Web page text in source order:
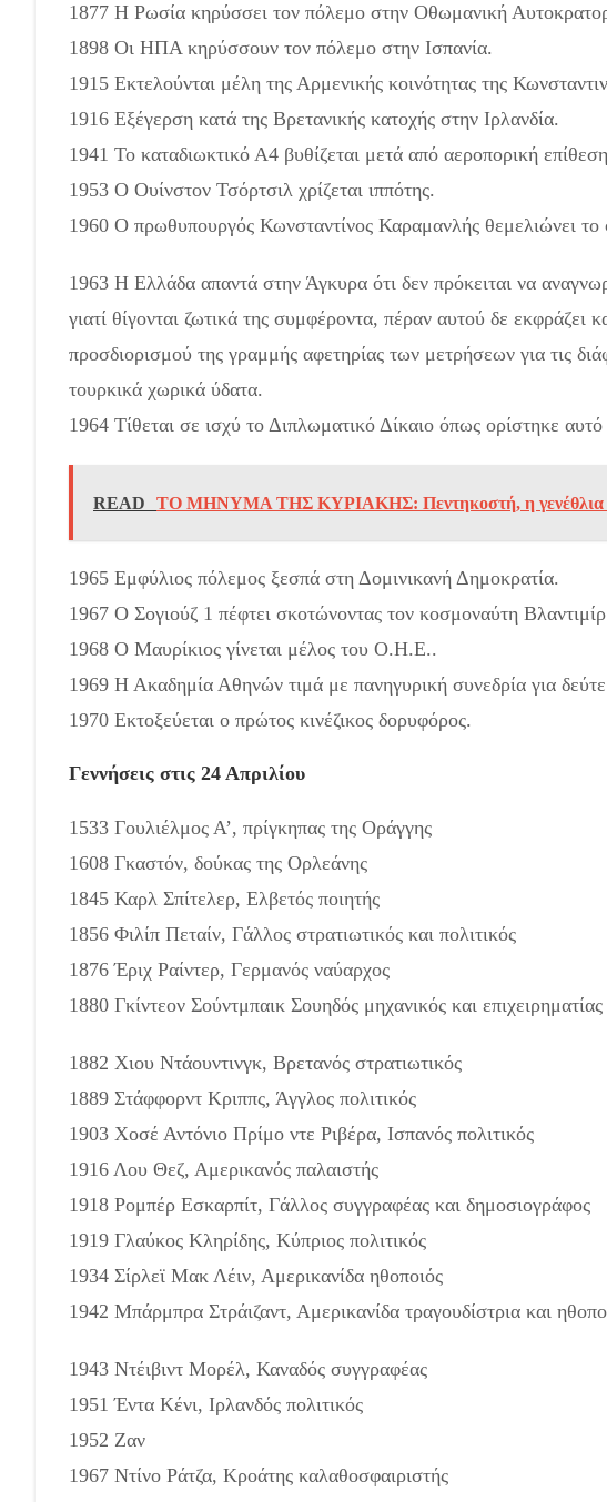
1877 Η Ρωσία κηρύσσει τον πόλεμο στην Οθωμανική
1898 Οι ΗΠΑ κηρύσσουν τον πόλεμο στην Ισπανία.
1915 Εκτελούνται μέλη της Αρμενικής κοινότητας της
1916 Εξέγερση κατά της Βρετανικής κατοχής στην Ιρλανδία.
1941 Το καταδιωκτικό Α4 βυθίζεται μετά από αεροπορική
1953 Ο Ουίνστον Τσόρτσιλ χρίζεται ιππότης.
1960 Ο πρωθυπουργός Κωνσταντίνος Καραμανλής θεμελιώνει
1963 Η Ελλάδα απαντά στην Άγκυρα ότι δεν πρόκειται να
γιατί θίγονται ζωτικά της συμφέροντα, πέραν αυτού δε εκφράζει
προσδιορισμού της γραμμής αφετηρίας των μετρήσεων για τις
τουρκικά χωρικά ύδατα.
1964 Τίθεται σε ισχύ το Διπλωματικό Δίκαιο όπως ορίστηκε
READ ΤΟ ΜΗΝΥΜΑ ΤΗΣ ΚΥΡΙΑΚΗΣ: Πεντηκοστή, η γενέθλια
1965 Εμφύλιος πόλεμος ξεσπά στη Δομινικανή Δημοκρατία.
1967 Ο Σογιούζ 1 πέφτει σκοτώνοντας τον κοσμοναύτη
1968 Ο Μαυρίκιος γίνεται μέλος του Ο.Η.Ε..
1969 Η Ακαδημία Αθηνών τιμά με πανηγυρική συνεδρία για
1970 Εκτοξεύεται ο πρώτος κινέζικος δορυφόρος.
Γεννήσεις στις 24 Απριλίου
1533 Γουλιέλμος Α’, πρίγκηπας της Οράγγης
1608 Γκαστόν, δούκας της Ορλεάνης
1845 Καρλ Σπίτελερ, Ελβετός ποιητής
1856 Φιλίπ Πεταίν, Γάλλος στρατιωτικός και πολιτικός
1876 Έριχ Ραίντερ, Γερμανός ναύαρχος
1880 Γκίντεον Σούντμπαικ Σουηδός μηχανικός και επιχειρηματίας
1882 Χιου Ντάουντινγκ, Βρετανός στρατιωτικός
1889 Στάφφορντ Κριππς, Άγγλος πολιτικός
1903 Χοσέ Αντόνιο Πρίμο ντε Ριβέρα, Ισπανός πολιτικός
1916 Λου Θεζ, Αμερικανός παλαιστής
1918 Ρομπέρ Εσκαρπίτ, Γάλλος συγγραφέας και δημοσιογράφος
1919 Γλαύκος Κληρίδης, Κύπριος πολιτικός
1934 Σίρλεϊ Μακ Λέιν, Αμερικανίδα ηθοποιός
1942 Μπάρμπρα Στράιζαντ, Αμερικανίδα τραγουδίστρια και
1943 Ντέιβιντ Μορέλ, Καναδός συγγραφέας
1951 Έντα Κένι, Ιρλανδός πολιτικός
1952 Ζαν
1967 Ντίνο Ράτζα, Κροάτης καλαθοσφαιριστής